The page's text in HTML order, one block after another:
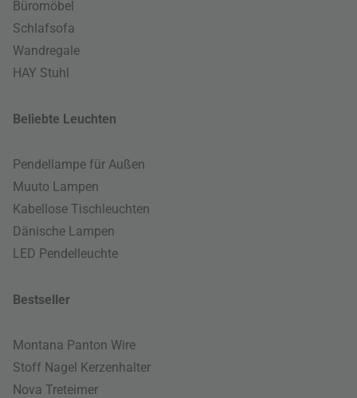
Büromöbel
Schlafsofa
Wandregale
HAY Stuhl
Beliebte Leuchten
Pendellampe für Außen
Muuto Lampen
Kabellose Tischleuchten
Dänische Lampen
LED Pendelleuchte
Bestseller
Montana Panton Wire
Stoff Nagel Kerzenhalter
Nova Treteimer